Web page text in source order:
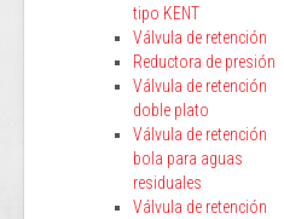
tipo KENT
Válvula de retención
Reductora de presión
Válvula de retención
doble plato
Válvula de retención
bola para aguas
residuales
Válvula de retención